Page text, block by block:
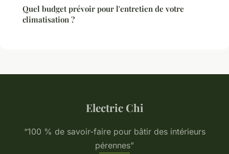
Quel budget prévoir pour l'entretien de votre
climatisation ?
Electric Chi
“100 % de savoir-faire pour bâtir des intérieurs
pérennes”